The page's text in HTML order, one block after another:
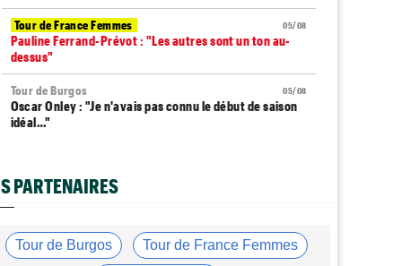
05/08
Tour de France Femmes
Pauline Ferrand-Prévot : "Les autres sont un ton au-
dessus"
05/08
Tour de Burgos
Oscar Onley : "Je n'avais pas connu le début de saison
idéal…"
déclassé
Julius Johansen remporte le prologue, doublé UAE Team
Emirates
PARTENAIRES
Tour de Burgos Tour de France Femmes